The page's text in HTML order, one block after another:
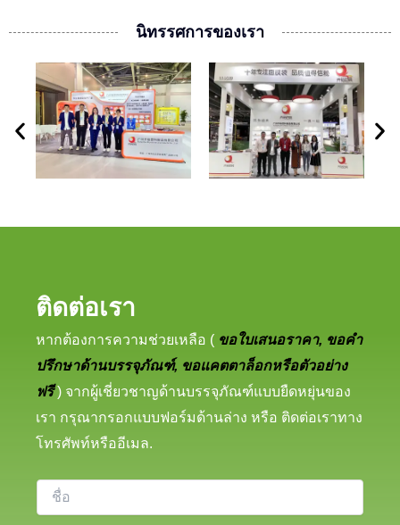
นิทรรศการของเรา
ติดต่อเรา
หากต้องการความช่วยเหลือ ( ขอใบเสนอราคา, ขอคำ
ปรึกษาด้านบรรจุภัณฑ์, ขอแคตตาล็อกหรือตัวอย่าง
ฟรี) จากผู้เชี่ยวชาญด้านบรรจุภัณฑ์แบบยืดหยุ่นของ
เรา กรุณากรอกแบบฟอร์มด้านล่าง หรือ ติดต่อเราทาง
โทรศัพท์หรืออีเมล.
อ